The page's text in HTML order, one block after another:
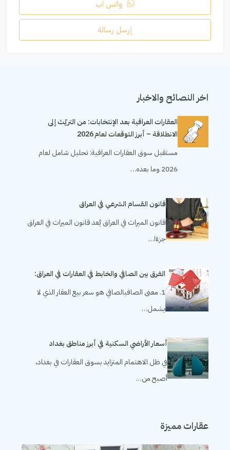
واتس اب
إرسل رسالة
اخر النصائح والاخبار
العقارات العراقية بعد الإنتخابات: من التريّث إلى
الانطلاقة – أبرز التوقعات لعام 2026
مستقبل سوق العقارات العراقية: تحليل شامل لعام
2026 وما بعده…
قانون القسام الشرعي في العراق
قانون الميراث في العراق يُعد قانون الميراث في العراق
جزءًا…
الفرق بين الصافي والخابط في العقارات في العراق:
1. معنى الصافيالصافي هو سعر بيع العقار الذي لا
يشمل…
أسعار الأراضي السكنية في أبرز مناطق بغداد
في ظل الاهتمام المتزايد بسوق العقارات في بغداد،
أصبح من…
عقارات مميزة